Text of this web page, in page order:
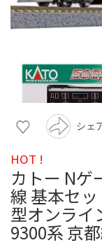
シェ
HOT !
カトー Nゲ
線 基本セッ
型オンライ
9300系 京